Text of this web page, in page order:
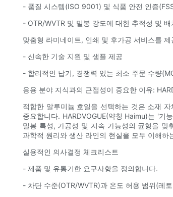
- 품질 시스템(ISO 9001) 및 식품 안전 인증
- OTR/WVTR 및 밀봉 강도에 대한 추적성 및 배
맞춤형 라미네이트, 인쇄 및 후가공 서비스를 제
- 신속한 기술 지원 및 샘플 제공
- 합리적인 납기, 경쟁력 있는 최소 주문 수량
응용 분야 지식과의 근접성이 중요한 이유:
적합한 알루미늄 호일을 선택하는 것은 소재
중요합니다. HARDVOGUE(약칭 Haimu)는 '기
밀봉 특성, 가공성 및 지속 가능성의 균형을 맞
과학적 원리와 생산 라인의 현실을 모두 이해
실용적인 의사결정 체크리스트
- 제품 및 유통기한 요구사항을 정의합니다.
- 차단 수준(OTR/WVTR)과 온도 허용 범위(레